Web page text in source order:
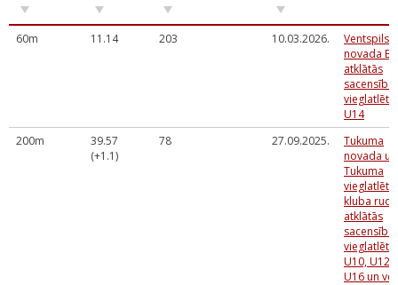
60m 11.14 203 10.03.2026.
Ventspils
novada
atklātās
U14
200m
39.57
(+1.1)
78 27.09.2025.
Tukuma
novada un
Tukuma
kluba
atklātās
U10, U12
U16 un